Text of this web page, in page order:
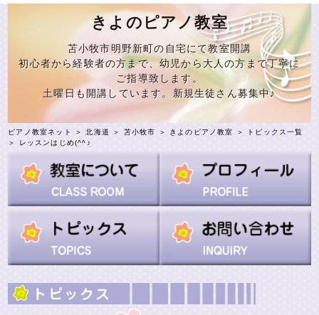
きよのピアノ教室
苫小牧市明野新町の自宅にて教室開講
初心者から経験者の方まで、幼児から大人の方まで丁寧に
ご指導致します。
土曜日も開講しています。新規生徒さん募集中♪
ピアノ教室ネット ＞北海道 ＞ 苫小牧市 ＞ きよのピアノ教室 ＞
トピックス一覧
＞ レッスンはじめ(^^♪